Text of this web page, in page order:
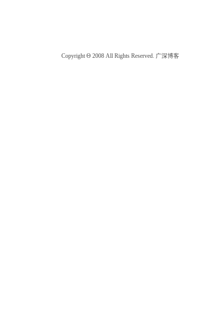
Copyright Θ 2008 All Rights Reserved. 广深博客